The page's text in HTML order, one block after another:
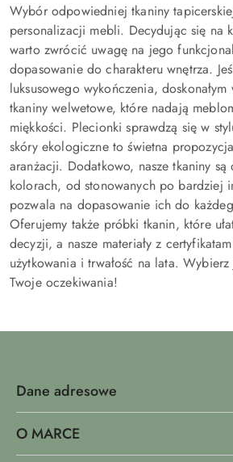
Wybór odpowiedniej tkaniny
personalizacji mebli. Decydując się na
warto zwrócić uwagę na jego
dopasowanie do charakteru wnętrza.
luksusowego wykończenia,
tkaniny welwetowe, które nadają
miękkości. Plecionki sprawdzą się w
skóry ekologiczne to świetna
aranżacji. Dodatkowo, nasze tkaniny
kolorach, od stonowanych po bardziej
pozwala na dopasowanie ich do
Oferujemy także próbki tkanin, które
decyzji, a nasze materiały z
użytkowania i trwałość na lata. Wybierz
Twoje oczekiwania!
Dane adresowe
O MARCE